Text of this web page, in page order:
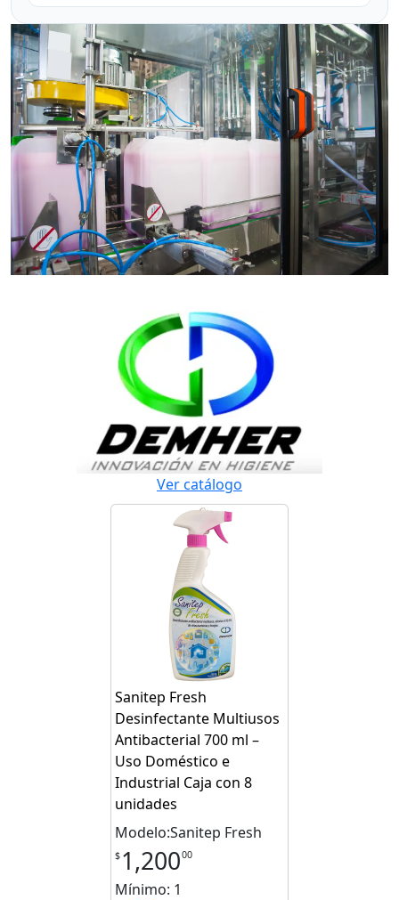
Ver catálogo
Sanitep Fresh
Desinfectante Multiusos
Antibacterial 700 ml –
Uso Doméstico e
Industrial Caja con 8
unidades
Modelo:Sanitep Fresh
$ 1,20000
Mínimo: 1